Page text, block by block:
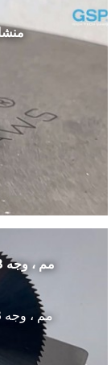
منشار